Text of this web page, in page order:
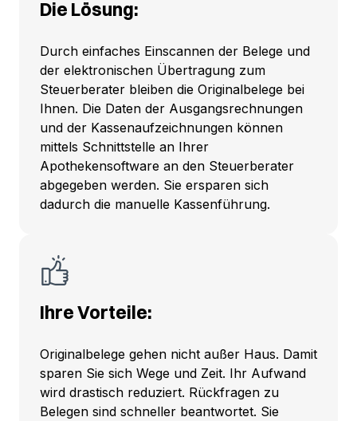
Die Lösung:
Durch einfaches Einscannen der Belege und
der elektronischen Übertragung zum
Steuerberater bleiben die Originalbelege bei
Ihnen. Die Daten der Ausgangsrechnungen
und der Kassenaufzeichnungen können
mittels Schnittstelle an Ihrer
Apothekensoftware an den Steuerberater
abgegeben werden. Sie ersparen sich
dadurch die manuelle Kassenführung.
Ihre Vorteile:
Originalbelege gehen nicht außer Haus. Damit
sparen Sie sich Wege und Zeit. Ihr Aufwand
wird drastisch reduziert. Rückfragen zu
Belegen sind schneller beantwortet. Sie